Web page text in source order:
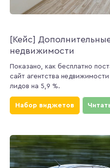
[Кейс]
недвижимости
Показано, как бесплатно
сайт агентства
лидов на 5,9 %.
Набор виджетов